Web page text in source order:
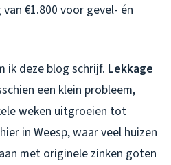
€1.800 voor gevel- én
ik deze blog schrijf. Lekkage
een klein probleem,
weken uitgroeien tot
in Weesp, waar veel huizen
met originele zinken goten